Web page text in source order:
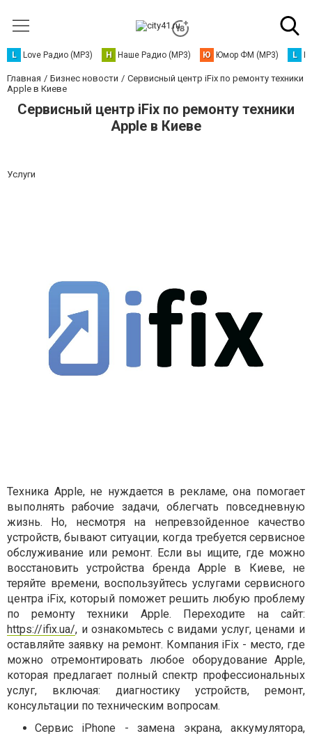
L Love Радио (MP3) Н Наше Радио (MP3) Ю Юмор ФМ (MP3) L
Главная Бизнес новости
Сервисный центр iFix по ремонту техники
Apple в Киеве
Сервисный центр iFix по ремонту техники
Apple в Киеве
Услуги
Техника Apple, не нуждается в рекламе, она помогает
выполнять рабочие задачи, облегчать повседневную
жизнь. Но, несмотря на непревзойденное качество
устройств, бывают ситуации, когда требуется сервисное
обслуживание или ремонт. Если вы ищите, где можно
восстановить устройства бренда Apple в Киеве, не
теряйте времени, воспользуйтесь услугами сервисного
центра iFix, который поможет решить любую проблему
по ремонтутехники Apple. Переходите на сайт:
https://ifix.ua/, и ознакомьтесь с видами услуг, ценами и
оставляйте заявку на ремонт. Компания iFix - место, где
можно отремонтировать любое оборудование Apple,
которая предлагает полный спектр профессиональных
услуг, включая: диагностику устройств, ремонт,
консультации по техническим вопросам.
Сервис iPhone - замена экрана, аккумулятора,